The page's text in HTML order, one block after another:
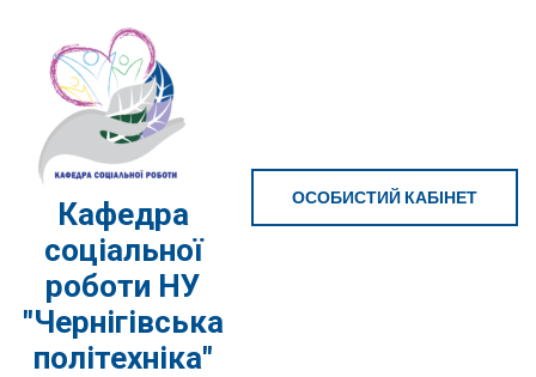
вмісту
(натисніть
Enter)
Кафедра
соціальної
роботи НУ
"Чернігівська
політехніка"
ОСОБИСТИЙ КАБІНЕТ